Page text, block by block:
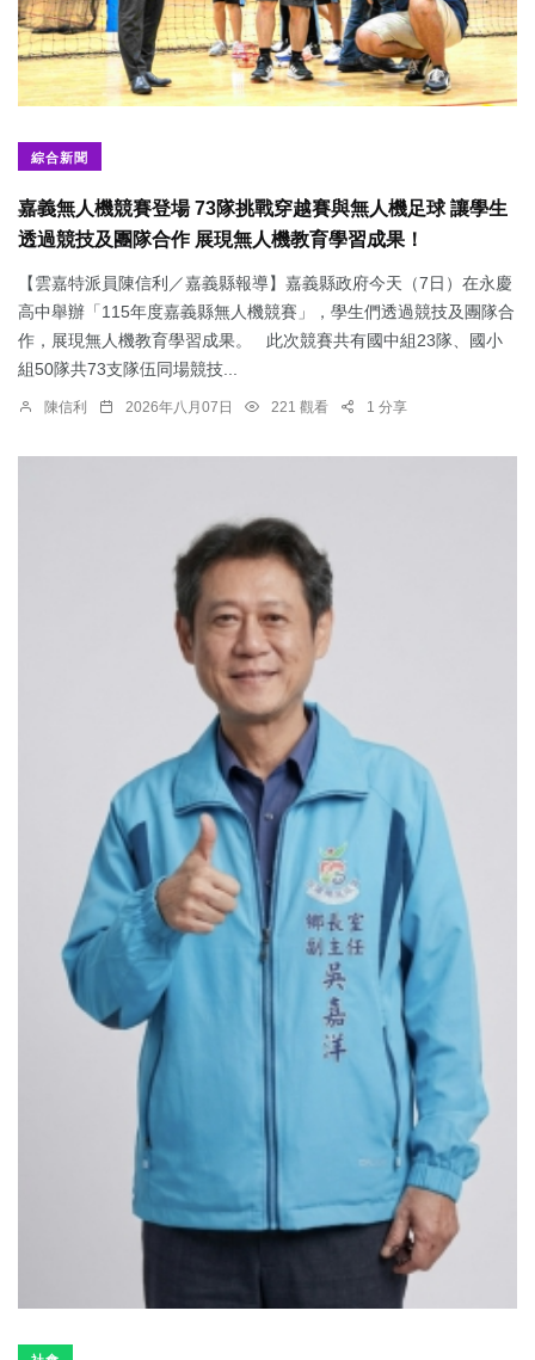
綜合新聞
嘉義無人機競賽登場 73隊挑戰穿越賽與無人機足球 讓學生
透過競技及團隊合作 展現無人機教育學習成果！
【雲嘉特派員陳信利／嘉義縣報導】嘉義縣政府今天（7日）在永慶
高中舉辦「115年度嘉義縣無人機競賽」，學生們透過競技及團隊合
作，展現無人機教育學習成果。 此次競賽共有國中組23隊、國小
組50隊共73支隊伍同場競技...
陳信利 2026年八月07日 221 觀看 1 分享